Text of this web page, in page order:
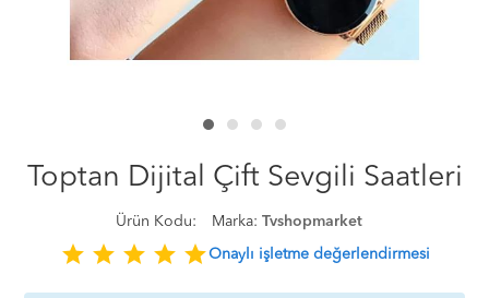
Toptan Dijital Çift Sevgili Saatleri
Ürün Kodu: Marka: Tvshopmarket
star star star star starOnaylı işletme değerlendirmesi